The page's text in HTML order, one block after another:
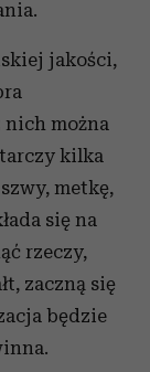
jakości,
nich można
kilka
metkę,
się na
rzeczy,
zaczną się
będzie